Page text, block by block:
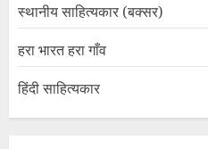
स्थानीय साहित्यकार (बक्सर)
हरा भारत हरा गाँव
हिंदी साहित्यकार